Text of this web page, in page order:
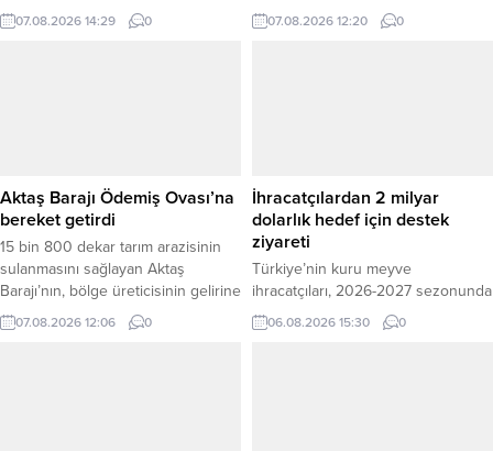
olan Türk plastik sektöründe
yaşanan nitelikli ara eleman sıkıntısı
düzenledi. Okul Müdürü Zülküf
Yıldız’ın ev sahipliğinde
gerçekleşen ziyarette,...
07.08.2026 14:29 0
domates üretimi ve hasat sürecini
yerinde inceledi. Pamukyazı
Bülent Üngür ve saha ekipleri,
domates...
07.08.2026 12:20 0
Aktaş Barajı Ödemiş Ovası’na
bereket getirdi
15 bin 800 dekar tarım arazisinin
sulanmasını sağlayan Aktaş
Barajı’nın, bölge üreticisinin gelirine
bu yaz 264 milyon lira katkı
sağlaması bekleniyor. DSİ Genel
07.08.2026 12:06 0
İhracatçılardan 2 milyar
dolarlık hedef için destek
ziyareti
Türkiye’nin kuru meyve
ihracatçıları, 2026-2027 sezonunda
2 milyar dolarlık ihracat hedefine
ulaşılması amacıyla AK Parti Genel
06.08.2026 15:30 0